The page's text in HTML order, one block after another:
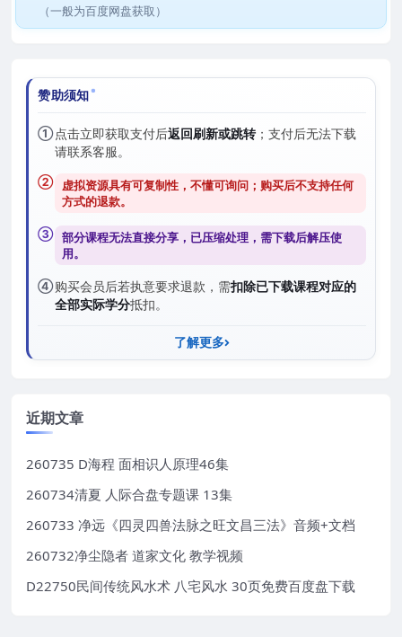
（一般为百度网盘获取）
赞助须知
①点击立即获取支付后返回刷新或跳转；支付后无法下载
请联系客服。
② 虚拟资源具有可复制性，不懂可询问；购买后不支持任何
方式的退款。
③ 部分课程无法直接分享，已压缩处理，需下载后解压使
用。
④购买会员后若执意要求退款，需扣除已下载课程对应的
全部实际学分抵扣。
了解更多
近期文章
260735 D海程 面相识人原理46集
260734清夏 人际合盘专题课 13集
260733 净远《四灵四兽法脉之旺文昌三法》音频+文档
260732净尘隐者 道家文化 教学视频
D22750民间传统风水术 八宅风水 30页免费百度盘下载